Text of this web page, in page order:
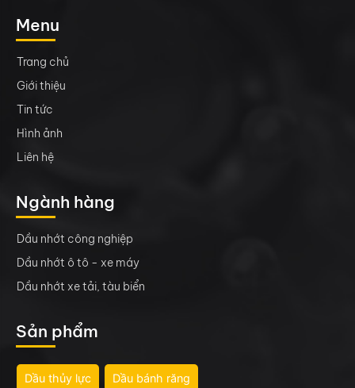
Menu
Trang chủ
Giới thiệu
Tin tức
Hình ảnh
Liên hệ
Ngành hàng
Dầu nhớt công nghiệp
Dầu nhớt ô tô - xe máy
Dầu nhớt xe tải, tàu biển
Sản phẩm
Dầu thủy lực Dầu bánh răng